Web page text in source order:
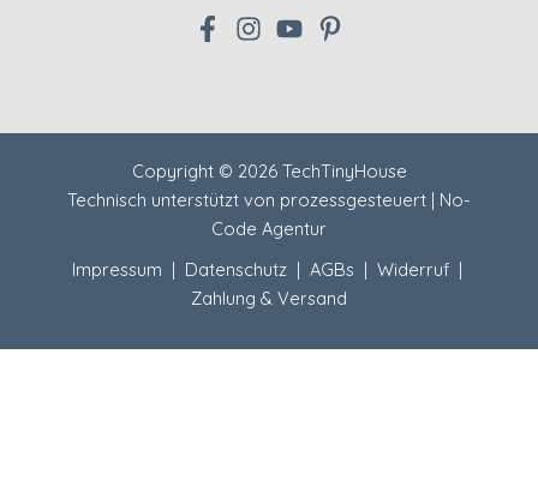
Copyright © 2026 TechTinyHouse
Technisch unterstützt von prozessgesteuert | No-
Code Agentur
Impressum | Datenschutz| AGBs | Widerruf|
Zahlung & Versand